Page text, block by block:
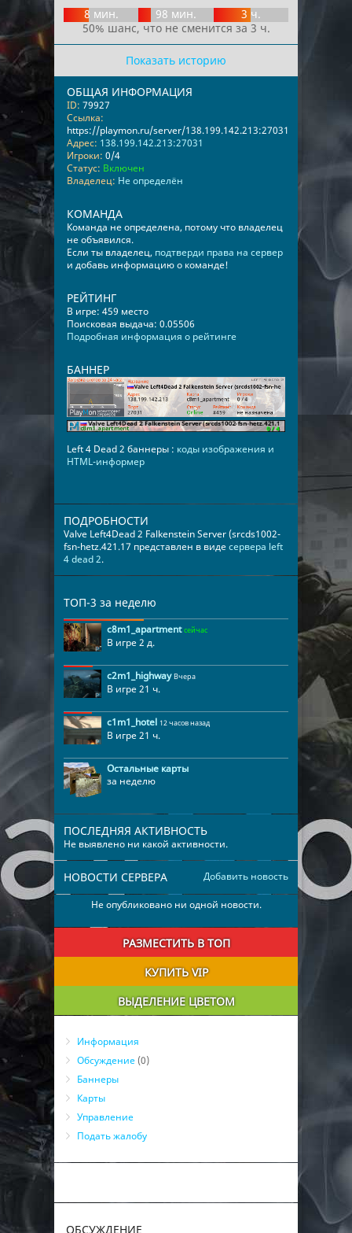
8 мин. 98 мин.
3 ч.
50% шанс, что не сменится за 3 ч.
Показать историю
ОБЩАЯ ИНФОРМАЦИЯ
ID: 79927
Ссылка:
https://playmon.ru/server/138.199.142.213:27031
Адрес: 138.199.142.213:27031
Игроки: 0/4
Статус: Включен
Владелец: Не определён
КОМАНДА
Команда не определена, потому что владелец
не объявился.
Если ты владелец, подтверди права на сервер
и добавь информацию о команде!
РЕЙТИНГ
В игре: 459 место
Поисковая выдача: 0.05506
Подробная информация о рейтинге
БАННЕР
Left 4 Dead 2 баннеры : коды изображения и
HTML-информер
ПОДРОБНОСТИ
Valve Left4Dead 2 Falkenstein Server (srcds1002-
fsn-hetz.421.17 представлен в видесервера left
4 dead 2.
ТОП-3 за неделю
c8m1_apartment сейчас
В игре 2 д.
c2m1_highway Вчера
В игре 21 ч.
c1m1_hotel 12 часов назад
В игре 21 ч.
Остальные карты
за неделю
ПОСЛЕДНЯЯ АКТИВНОСТЬ
Не выявлено ни какой активности.
Добавить новость
НОВОСТИ СЕРВЕРА
Не опубликовано ни одной новости.
РАЗМЕСТИТЬ В ТОП
КУПИТЬ VIP
ВЫДЕЛЕНИЕ ЦВЕТОМ
Информация
Обсуждение (0)
Баннеры
Карты
Управление
Подать жалобу
ОБСУЖДЕНИЕ